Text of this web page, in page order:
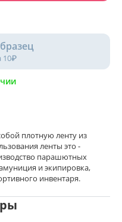
10₽
плотную ленту из
ленты это -
парашютных
и экипировка,
инвентаря.